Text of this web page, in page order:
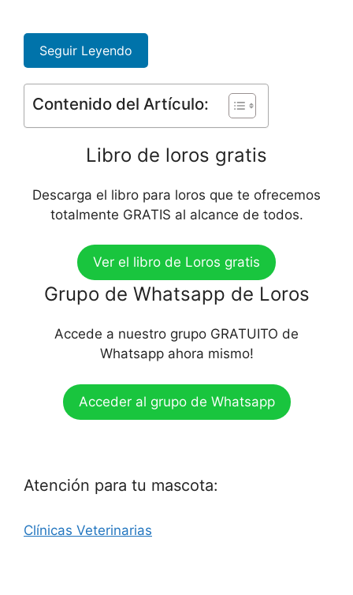
Seguir Leyendo
Contenido del Artículo:
Libro de loros gratis
Descarga el libro para loros que te ofrecemos
totalmente GRATIS al alcance de todos.
Ver el libro de Loros gratis
Grupo de Whatsapp de Loros
Accede a nuestro grupo GRATUITO de
Whatsapp ahora mismo!
Acceder al grupo de Whatsapp
Atención para tu mascota:
Clínicas Veterinarias